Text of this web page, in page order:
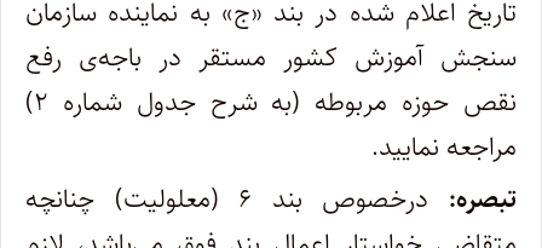
تاریخ اعلام شده در بند «ج» به نماینده سازمان
سنجش آموزش کشور مستقر در باجه‌ی رفع
نقص حوزه مربوطه (به شرح جدول شماره ۲)
مراجعه نمایید.
تبصره:
درخصوص بند ۶ (معلولیت) چنانچه